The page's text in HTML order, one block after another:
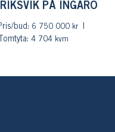
PÅ INGARÖ
bud: 6 750 000 kr
Tomtyta: 4 704 kvm